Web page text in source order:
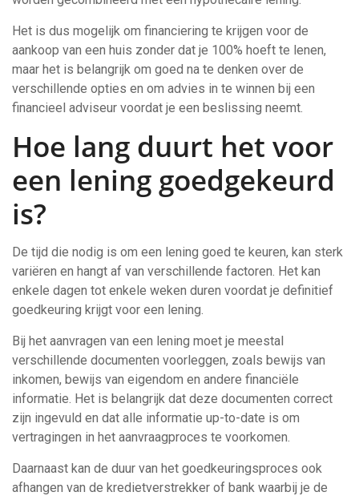
Het is dus mogelijk om financiering te krijgen voor de
aankoop van een huis zonder dat je 100% hoeft te lenen,
maar het is belangrijk om goed na te denken over de
verschillende opties en om advies in te winnen bij een
financieel adviseur voordat je een beslissing neemt.
Hoe lang duurt het voor
een lening goedgekeurd
is?
De tijd die nodig is om een lening goed te keuren, kan sterk
variëren en hangt af van verschillende factoren. Het kan
enkele dagen tot enkele weken duren voordat je definitief
goedkeuring krijgt voor een lening.
Bij het aanvragen van een lening moet je meestal
verschillende documenten voorleggen, zoals bewijs van
inkomen, bewijs van eigendom en andere financiële
informatie. Het is belangrijk dat deze documenten correct
zijn ingevuld en dat alle informatie up-to-date is om
vertragingen in het aanvraagproces te voorkomen.
Daarnaast kan de duur van het goedkeuringsproces ook
afhangen van de kredietverstrekker of bank waarbij je de